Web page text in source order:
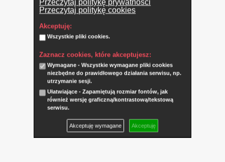
Przeczytaj politykę prywatności
Przeczytaj politykę cookies
Akceptuję:
Wszystkie pliki cookies.
Zaznacz cookies, które akceptujesz:
Wymagane - Wszystkie wymagane pliki cookies
niezbędne do prawidłowego działania serwisu, np.
utrzymanie sesji.
Ułatwiające - Zapamiętują rozmiar fontów, jak
również wersję graficzną/kontrastową/tekstową
serwisu.
Akceptuję wymagane Akceptuję